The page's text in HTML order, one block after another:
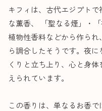
キフィは、古代エジプト
な薫香、 「聖なる煙」・
植物性香料などから作ら
ら調合したそうです。夜
くりと立ち上り、心と身
えられています。
この香りは、単なるお香